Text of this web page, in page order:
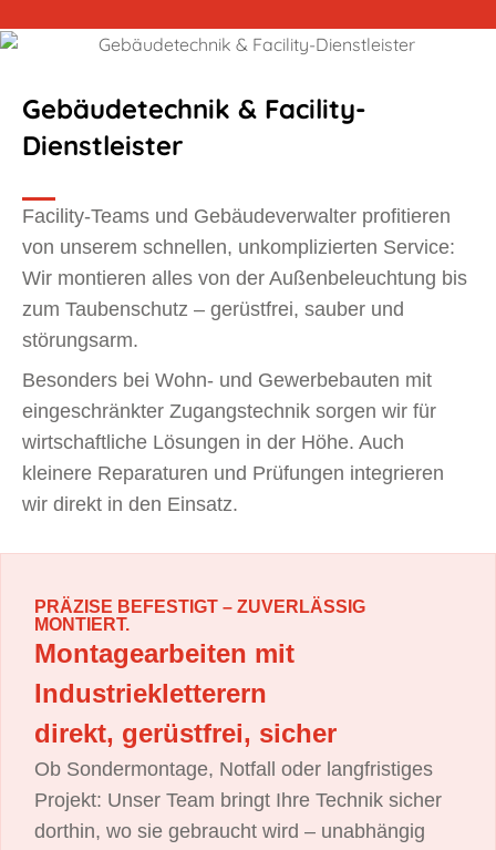
Gebäudetechnik & Facility-
Dienstleister
Facility-Teams und Gebäudeverwalter profitieren
von unserem schnellen, unkomplizierten Service:
Wir montieren alles von der Außenbeleuchtung bis
zum Taubenschutz – gerüstfrei, sauber und
störungsarm.
Besonders bei Wohn- und Gewerbebauten mit
eingeschränkter Zugangstechnik sorgen wir für
wirtschaftliche Lösungen in der Höhe. Auch
kleinere Reparaturen und Prüfungen integrieren
wir direkt in den Einsatz.
PRÄZISE BEFESTIGT – ZUVERLÄSSIG
MONTIERT.
Montagearbeiten mit
Industriekletterern
direkt, gerüstfrei, sicher
Ob Sondermontage, Notfall oder langfristiges
Projekt: Unser Team bringt Ihre Technik sicher
dorthin, wo sie gebraucht wird – unabhängig